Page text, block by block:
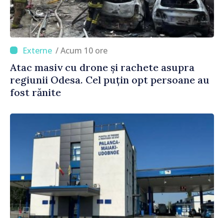
/ Acum 10 ore
Atac masiv cu drone și rachete asupra
regiunii Odesa. Cel puțin opt persoane au
fost rănite